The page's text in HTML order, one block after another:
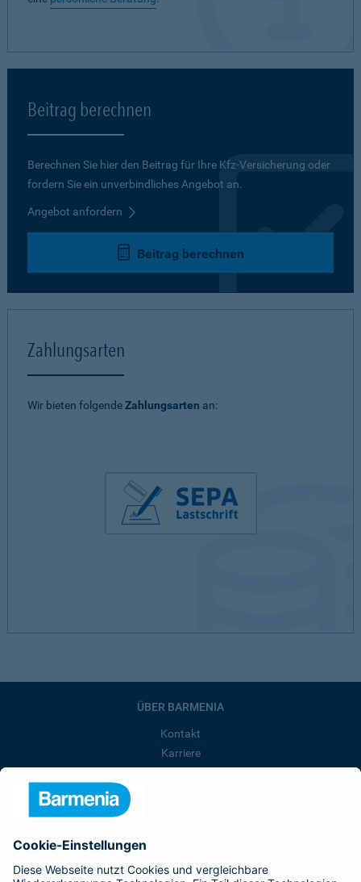
Beitrag berechnen
Berechnen Sie hier den Beitrag für Ihre Kfz-Versicherung oder
fordern Sie ein unverbindliches Angebot an.
Angebot anfordern
Beitrag berechnen
Zahlungsarten
Wir bieten folgendeZahlungsarten an:
ÜBER BARMENIA
Kontakt
Karriere
Barmenia ist Teil der BarmeniaGothaer